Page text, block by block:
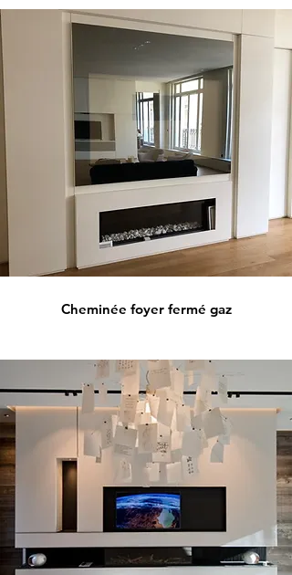
Cheminée foyer fermé gaz